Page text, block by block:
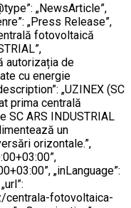
„NewsArticle”,
„Press Release”,
fotovoltaică
autorizația de
cu energie
„UZINEX (SC
prima centrală
SC ARS INDUSTRIAL
un
orizontale.”,
„inLanguage”:
centrala-fotovoltaica-